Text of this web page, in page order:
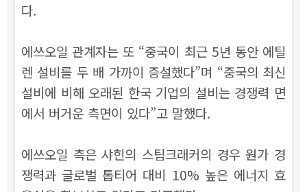
다.
에쓰오일 관계자는 또 “중국이 최근 5년 동안 에틸
렌 설비를 두 배 가까이 증설했다”며 “중국의 최신
설비에 비해 오래된 한국 기업의 설비는 경쟁력 면
에서 버거운 측면이 있다”고 말했다.
에쓰오일 측은 샤힌의 스팀크래커의 경우 원가 경
쟁력과 글로벌 톱티어 대비 10% 높은 에너지 효